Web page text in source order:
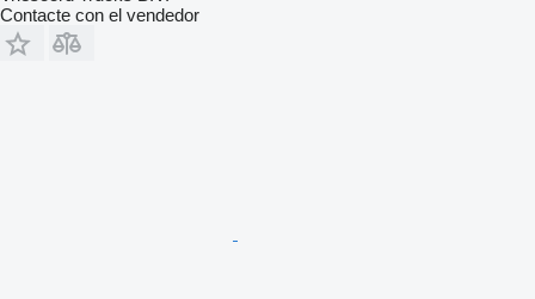
Contacte con el vendedor